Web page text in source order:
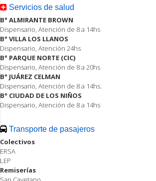
Servicios de salud
B° ALMIRANTE BROWN
Dispensario, Atención de 8 a 14hs
B° VILLA LOS LLANOS
Dispensario, Atención 24hs
B° PARQUE NORTE (CIC)
Dispensario, Atención de 8 a 20hs
B° JUÁREZ CELMAN
Dispensario, Atención de 8 a 14hs.
B° CIUDAD DE LOS NIÑOS
Dispensario, Atención de 8 a 14hs
Transporte de pasajeros
Colectivos
ERSA
LEP
Remiserías